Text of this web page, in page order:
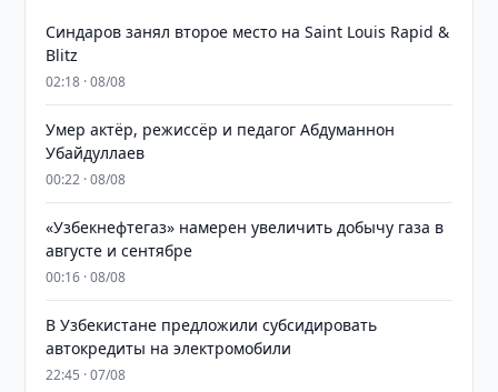
Синдаров занял второе место на Saint Louis Rapid &
Blitz
02:18 · 08/08
Умер актёр, режиссёр и педагог Абдуманнон
Убайдуллаев
00:22 · 08/08
«Узбекнефтегаз» намерен увеличить добычу газа в
августе и сентябре
00:16 · 08/08
В Узбекистане предложили субсидировать
автокредиты на электромобили
22:45 · 07/08